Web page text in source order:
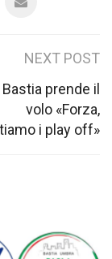
NEXT POST
prende il
volo «Forza,
i play off»